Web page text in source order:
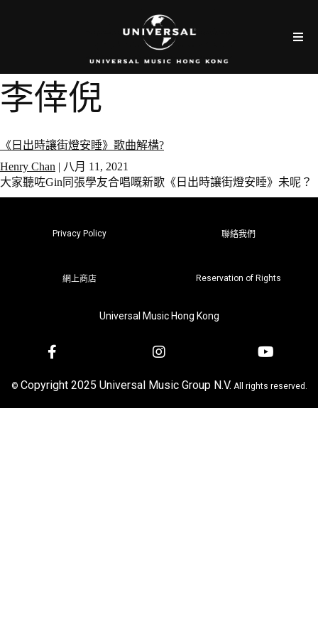
李倖倪
《日出時讓街燈安睡》歌曲解構?
Henry Chan | 八月 11, 2021
大家聽咗Gin同張學友合唱嘅新歌《日出時讓街燈安睡》未呢？
Privacy Policy 聯絡我們
網上商店 Reservation of Rights
Universal Music Hong Kong
© Copyright 2025 Universal Music Group N.V. All rights reserved.